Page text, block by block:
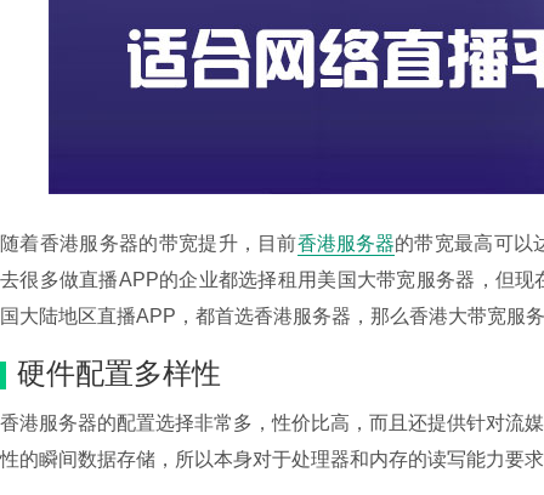
随着香港服务器的带宽提升，目前香港服务器的带宽最高可以
去很多做直播APP的企业都选择租用美国大带宽服务器，但
国大陆地区直播APP，都首选香港服务器，那么香港大带宽服
硬件配置多样性
香港服务器的配置选择非常多，性价比高，而且还提供针对流
性的瞬间数据存储，所以本身对于处理器和内存的读写能力要